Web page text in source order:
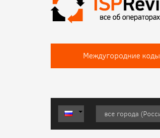
Междугородние коды